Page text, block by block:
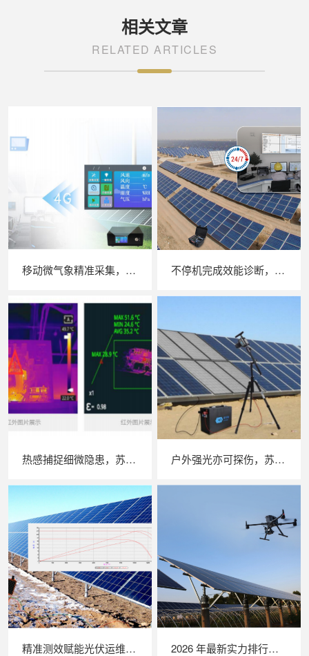
相关文章
RELATED ARTICLES
移动微气象精准采集，苏州 LAILX LXH506 便携式气象站补齐光伏检测环境数据短板 不停机完成效能诊断，苏州 LAILX LX‑PE93 逆变器综合测试仪筑牢光伏电站效能底座
热感捕捉细微隐患，苏州 LAILX LX‑F300 手持红外热成像仪赋能光伏安全运维 户外强光亦可探伤，苏州 LAILX LXG30 便携式 EL 检测仪重塑光伏组件无损检测标准
精准测效赋能光伏运维，苏州 LAILX LX‑PV32 便携式 IV 测试仪打造现场检测新标杆 2026 年最新实力排行｜无人机 EL 检测系统 TOP 推荐，LAILX LXH210 深度解析